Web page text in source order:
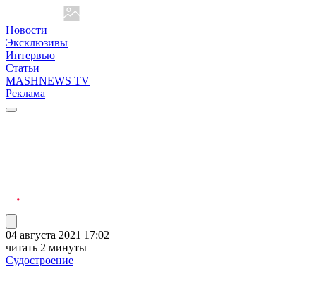
Новости
Эксклюзивы
Интервью
Статьи
MASHNEWS TV
Реклама
04 августа 2021 17:02
читать 2 минуты
Судостроение